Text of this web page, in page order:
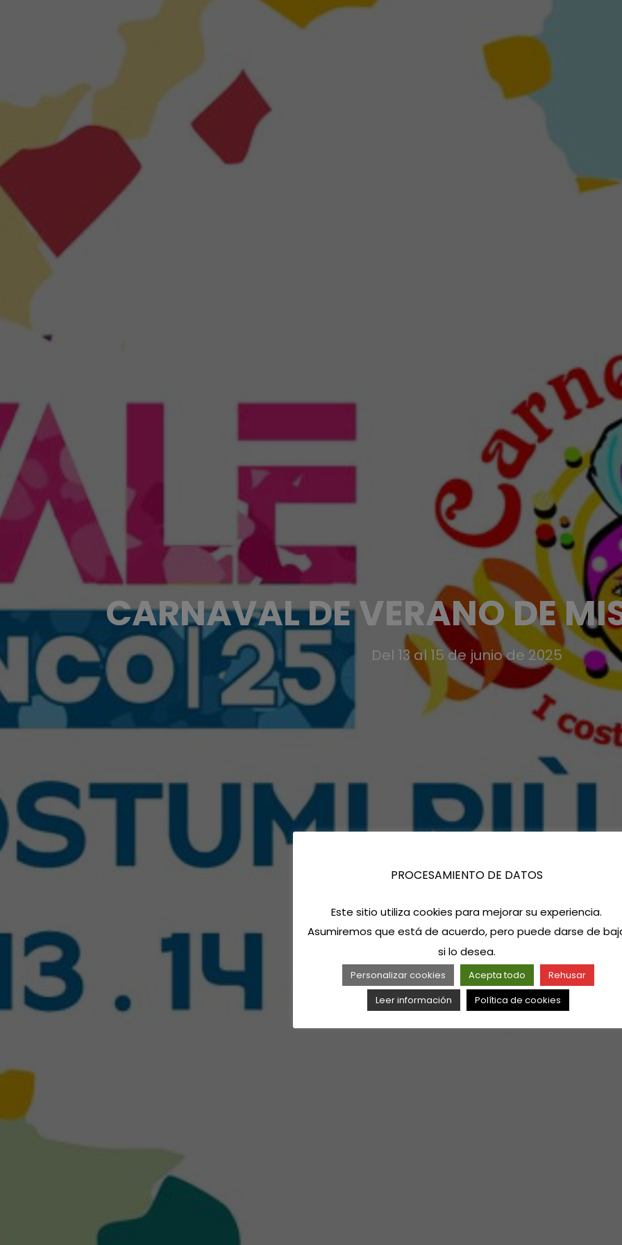
CARNAVAL DE VERANO DE
Del 13 al 15 de junio de 2025
PROCESAMIENTO DE DATOS
Este sitio utiliza cookies para mejorar su experiencia.
Asumiremos que está de acuerdo, pero puede darse de
si lo desea.
Personalizar cookies Acepta todo
Rehusar
Leer información
Política de cookies